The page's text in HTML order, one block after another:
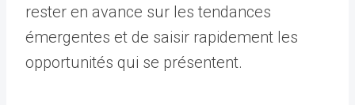
rester en avance sur les tendances
émergentes et de saisir rapidement les
opportunités qui se présentent.